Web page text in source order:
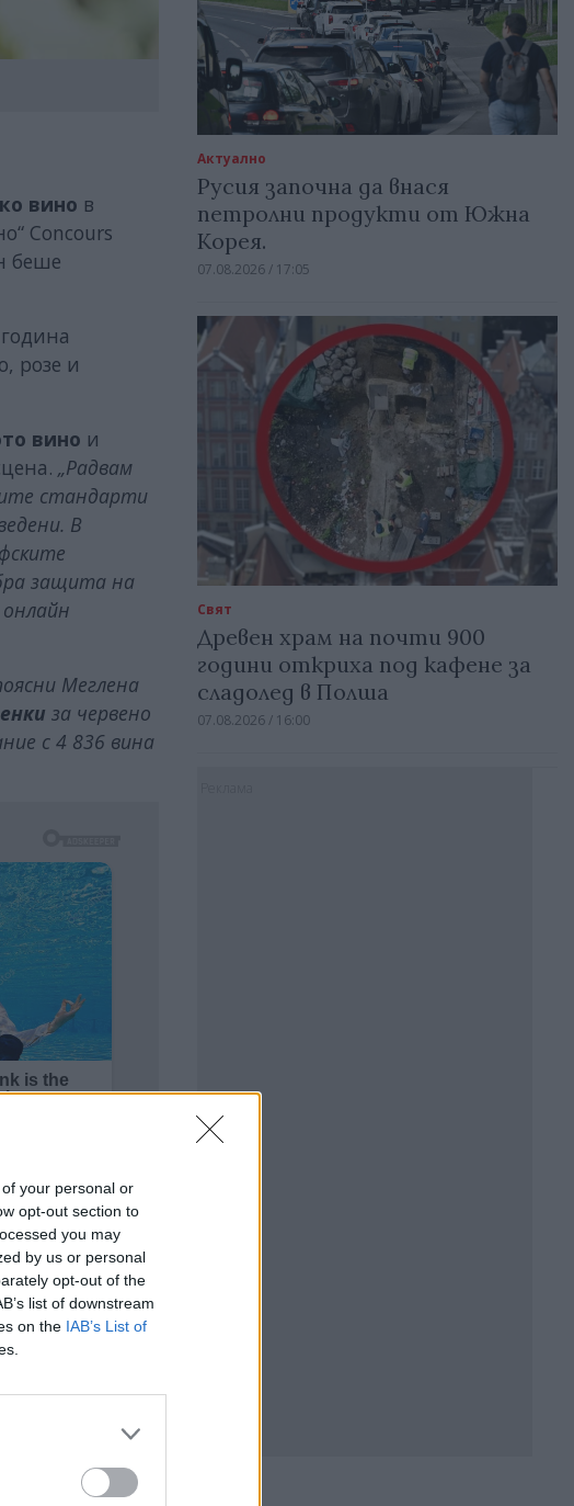
your personal or
opt-out section to
you may
by us or personal
opt-out of the
list of downstream
on the IAB’s List of
вино в
Concours
беше
розе и
вино и
„Радвам
стандарти
В
защита на
Меглена
за червено
с 4 836 вина
медали
(1
Актуално
Русия започна да внася
петролни продукти от Южна
Корея.
07.08.2026 / 17:05
Свят
Древен храм на почти 900
години откриха под кафене за
сладолед в Полша
07.08.2026 / 16:00